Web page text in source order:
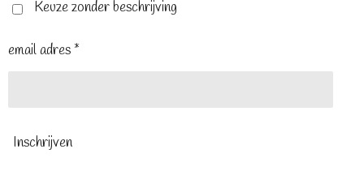
t
m
Keuze zonder beschrijving
email adres *
Inschrijven